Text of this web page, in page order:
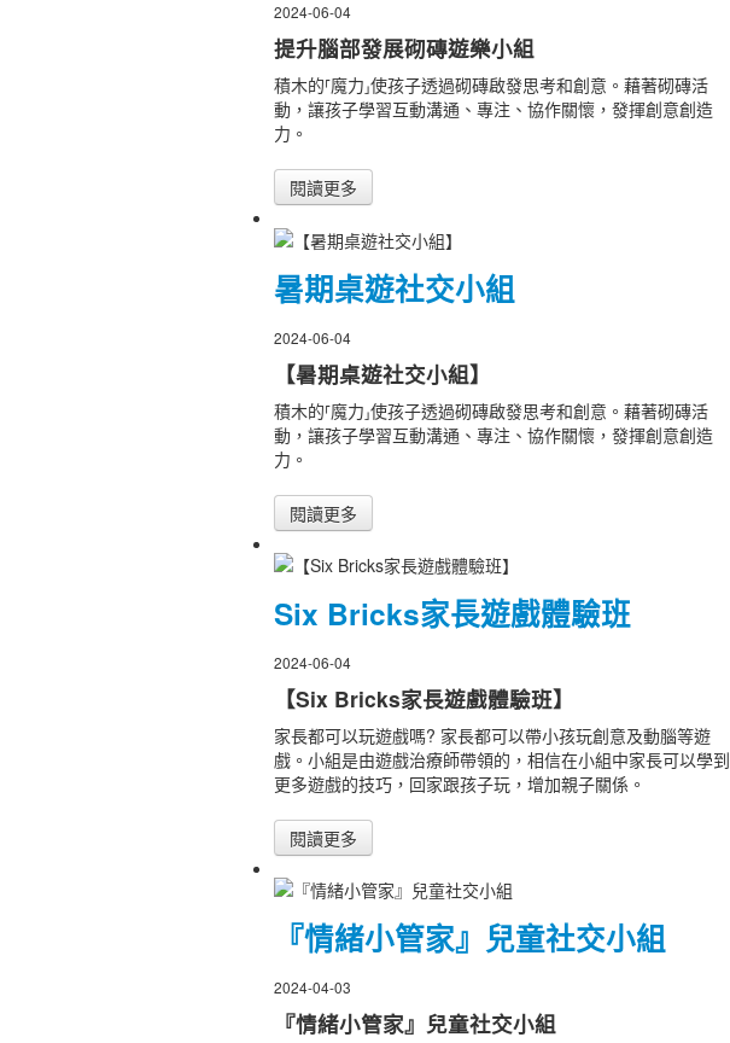
2024-06-04
提升腦部發展砌磚遊樂小組
積木的⸢魔力⸥使孩子透過砌磚啟發思考和創意。藉著砌磚活
動，讓孩子學習互動溝通、專注、協作關懷，發揮創意創造
力。
閱讀更多
暑期桌遊社交小組
2024-06-04
【暑期桌遊社交小組】
積木的⸢魔力⸥使孩子透過砌磚啟發思考和創意。藉著砌磚活
動，讓孩子學習互動溝通、專注、協作關懷，發揮創意創造
力。
閱讀更多
Six Bricks家長遊戲體驗班
2024-06-04
【Six Bricks家長遊戲體驗班】
家長都可以玩遊戲嗎? 家長都可以帶小孩玩創意及動腦等遊
戲。小組是由遊戲治療師帶領的，相信在小組中家長可以學到
更多遊戲的技巧，回家跟孩子玩，增加親子關係。
閱讀更多
『情緒小管家』兒童社交小組
2024-04-03
『情緒小管家』兒童社交小組